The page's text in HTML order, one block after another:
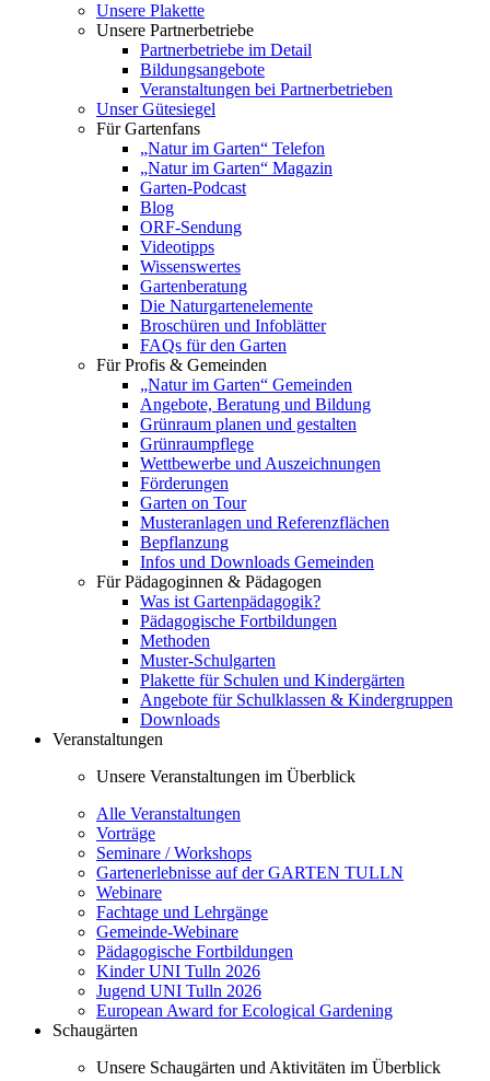
Unsere Plakette
Unsere Partnerbetriebe
Partnerbetriebe im Detail
Bildungsangebote
Veranstaltungen bei Partnerbetrieben
Unser Gütesiegel
Für Gartenfans
„Natur im Garten“ Telefon
„Natur im Garten“ Magazin
Garten-Podcast
Blog
ORF-Sendung
Videotipps
Wissenswertes
Gartenberatung
Die Naturgartenelemente
Broschüren und Infoblätter
FAQs für den Garten
Für Profis & Gemeinden
„Natur im Garten“ Gemeinden
Angebote, Beratung und Bildung
Grünraum planen und gestalten
Grünraumpflege
Wettbewerbe und Auszeichnungen
Förderungen
Garten on Tour
Musteranlagen und Referenzflächen
Bepflanzung
Infos und Downloads Gemeinden
Für Pädagoginnen & Pädagogen
Was ist Gartenpädagogik?
Pädagogische Fortbildungen
Methoden
Muster-Schulgarten
Plakette für Schulen und Kindergärten
Angebote für Schulklassen & Kindergruppen
Downloads
Veranstaltungen
Unsere Veranstaltungen im Überblick
Alle Veranstaltungen
Vorträge
Seminare / Workshops
Gartenerlebnisse auf der GARTEN TULLN
Webinare
Fachtage und Lehrgänge
Gemeinde-Webinare
Pädagogische Fortbildungen
Kinder UNI Tulln 2026
Jugend UNI Tulln 2026
European Award for Ecological Gardening
Schaugärten
Unsere Schaugärten und Aktivitäten im Überblick